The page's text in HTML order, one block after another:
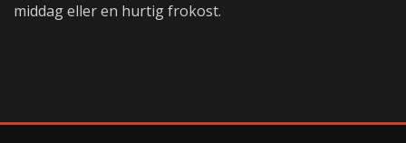
middag eller en hurtig frokost.